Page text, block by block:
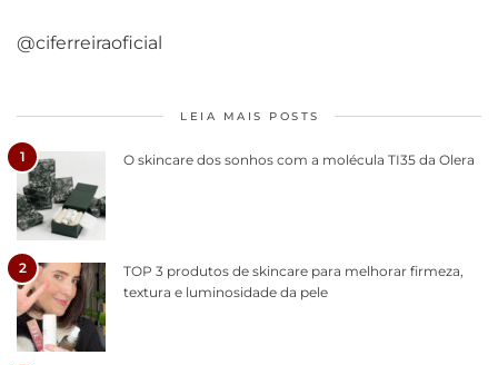
@ciferreiraoficial
LEIA MAIS POSTS
1 O skincare dos sonhos com a molécula TI35 da Olera
2
TOP 3 produtos de skincare para melhorar firmeza,
textura e luminosidade da pele